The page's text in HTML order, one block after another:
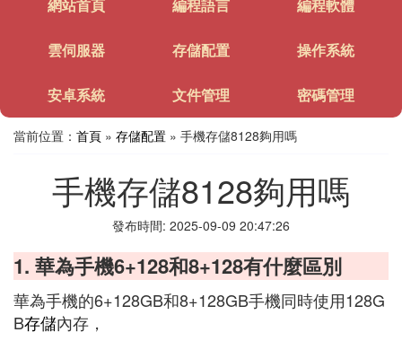
網站首頁 編程語言 編程軟體
雲伺服器 存儲配置 操作系統
安卓系統 文件管理 密碼管理
當前位置： 首頁 » 存儲配置 » 手機存儲8128夠用嗎
手機存儲8128夠用嗎
發布時間: 2025-09-09 20:47:26
1. 華為手機6+128和8+128有什麼區別
華為手機的6+128GB和8+128GB手機同時使用128G
B存儲內存，